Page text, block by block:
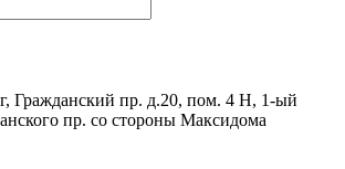
Гражданский пр. д.20, пом. 4 Н, 1-ый
пр. со стороны Максидома